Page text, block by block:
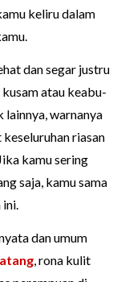
keliru dalam
dan segar justru
atau keabu-
lainnya, warnanya
riasan
kamu sering
saja, kamu sama
ini.
dan umum
, rona kulit